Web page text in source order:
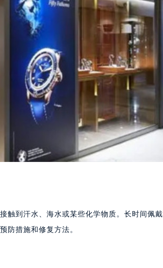
触到汗水、海水或某些化学物质。长时间佩戴
防措施和修复方法。